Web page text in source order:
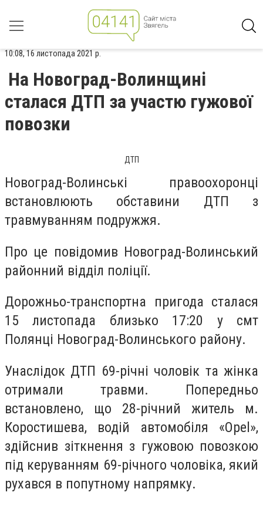
10:08, 16 листопада 2021 р.
На Новоград-Волинщині
сталася ДТП за участю гужової
повозки
ДТП
Новоград-Волинські правоохоронці
встановлюють обставини ДТП з
травмуванням подружжя.
Про це повідомив Новоград-Волинський
районний відділ поліції.
Дорожньо-транспортна пригода сталася
15 листопада близько 17:20 у смт
Полянці Новоград-Волинського району.
Унаслідок ДТП 69-річні чоловік та жінка
отримали травми. Попередньо
встановлено, що 28-річний житель м.
Коростишева, водій автомобіля «Opel»,
здійснив зіткнення з гужовою повозкою
під керуванням 69-річного чоловіка, який
рухався в попутному напрямку.